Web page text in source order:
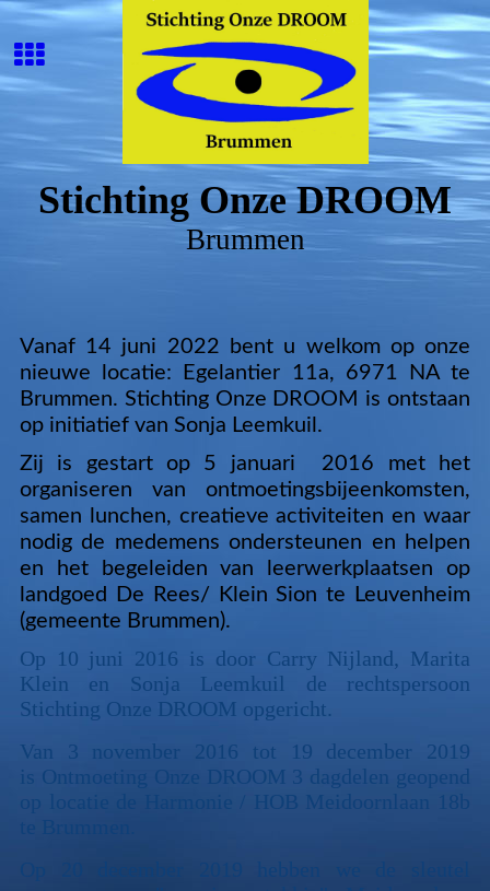
Stichting Onze DROOM
Brummen
Vanaf 14 juni 2022 bent u welkom op onze
nieuwe locatie: Egelantier 11a, 6971 NA te
Brummen. Stichting Onze DROOM is ontstaan
op initiatief van Sonja Leemkuil.
Zij is gestart op 5 januari 2016 met het
organiseren van ontmoetingsbijeenkomsten,
samen lunchen, creatieve activiteiten en waar
nodig de medemens ondersteunen en helpen
en het begeleiden van leerwerkplaatsen op
landgoed De Rees/ Klein Sion te Leuvenheim
(gemeente Brummen).
Op 10 juni 2016 is door Carry Nijland, Marita
Klein en
Sonja Leemkuil de rechtspersoon
Stichting Onze DROOM opgericht.
Van 3 november 2016 tot 19 december 2019
is Ontmoeting Onze DROOM 3 dagdelen geopend
op locatie de Harmonie / HOB Meidoornlaan 18b